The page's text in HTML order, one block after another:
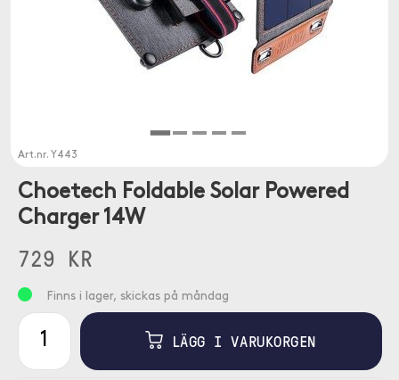
Art.nr. Y443
Choetech Foldable Solar Powered
Charger 14W
729 KR
Finns i lager, skickas på måndag
LÄGG I VARUKORGEN